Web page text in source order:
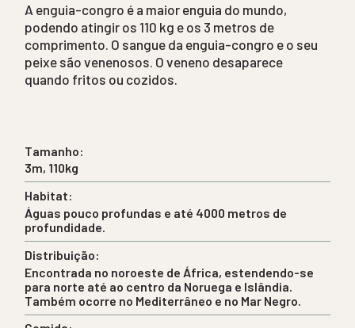
Tamanho:
3m, 110kg
Habitat:
Águas pouco profundas e até 4000 metros de
profundidade.
Distribuição:
Encontrada no noroeste de África, estendendo-se
para norte até ao centro da Noruega e Islândia.
Também ocorre no Mediterrâneo e no Mar Negro.
A enguia-congro é a maior enguia do mundo,
podendo atingir os 110 kg e os 3 metros de
comprimento. O sangue da enguia-congro e o seu
peixe são venenosos. O veneno desaparece
quando fritos ou cozidos.